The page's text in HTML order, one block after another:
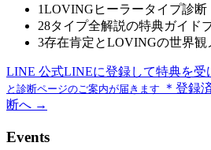
1LOVINGヒーラータイプ診断
28タイプ全解説の特典ガイド
3存在肯定とLOVINGの世界観
LINE 公式LINEに登録して特典を受
と診断ページのご案内が届きます
＊登録
断へ →
Events